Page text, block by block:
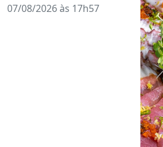
07/08/2026 às 17h57